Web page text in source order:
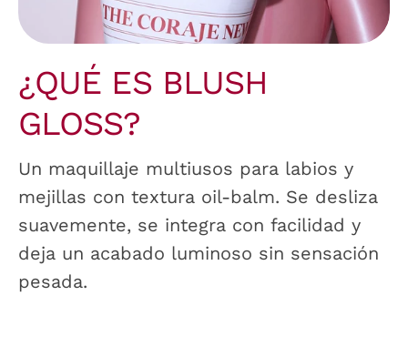
¿QUÉ ES BLUSH
GLOSS?
Un maquillaje multiusos para labios y
mejillas con textura oil-balm. Se desliza
suavemente, se integra con facilidad y
deja un acabado luminoso sin sensación
pesada.